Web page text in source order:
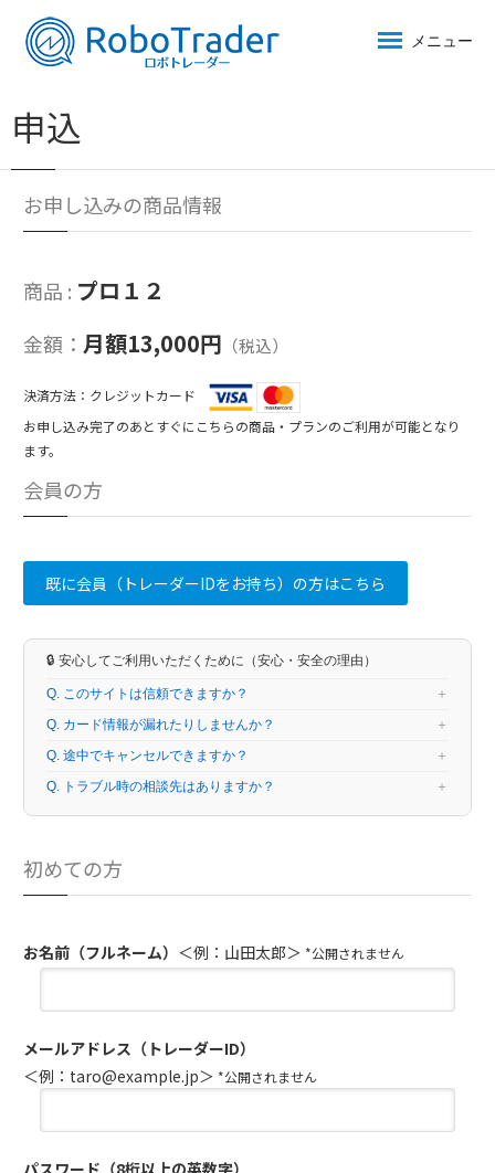
メニュー
申込
お申し込みの商品情報
商品 : プロ１２
金額： 月額13,000円 （税込）
決済方法：クレジットカード
お申し込み完了のあとすぐにこちらの商品・プランのご利用が可能となり
ます。
会員の方
既に会員（トレーダーIDをお持ち）の方はこちら
🔒 安心してご利用いただくために（安心・安全の理由）
Q. このサイトは信頼できますか？
Q. カード情報が漏れたりしませんか？
Q. 途中でキャンセルできますか？
Q. トラブル時の相談先はありますか？
初めての方
お名前（フルネーム） ＜例：山田太郎＞ *公開されません
メールアドレス（トレーダーID）
＜例：taro@example.jp＞ *公開されません
パスワード（8桁以上の英数字）